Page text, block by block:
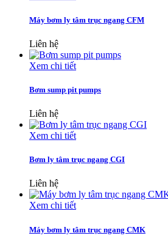
Máy bơm ly tâm trục ngang CFM
Liên hệ
Xem chi tiết
Bơm sump pit pumps
Liên hệ
Xem chi tiết
Bơm ly tâm trục ngang CGI
Liên hệ
Xem chi tiết
Máy bơm ly tâm trục ngang CMK